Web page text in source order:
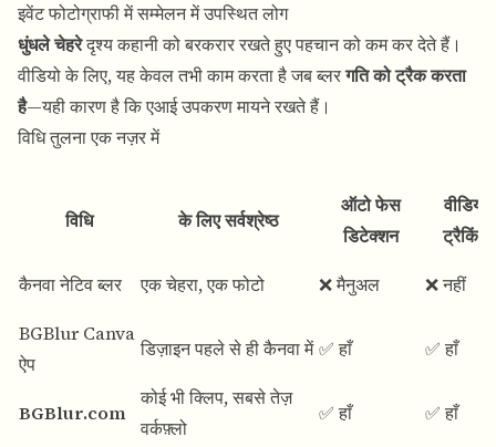
इवेंट फोटोग्राफी में सम्मेलन में उपस्थित लोग
धुंधले चेहरेदृश्य कहानी को बरकरार रखते हुए पहचान को कम कर देते हैं।
वीडियो के लिए, यह केवल तभी काम करता है जब ब्लरगति को ट्रैक करता
है—यही कारण है कि एआई उपकरण मायने रखते हैं।
विधि तुलना एक नज़र में
विधि के लिए सर्वश्रेष्ठ
ऑटो फेस
डिटेक्शन
वीडियो
ट्रैकिंग
कैनवा नेटिव ब्लर
एक चेहरा, एक फोटो ❌ मैनुअल
❌ नहीं
BGBlur Canva
ऐप
डिज़ाइन पहले से ही कैनवा में ✅ हाँ ✅ हाँ
BGBlur.com
कोई भी क्लिप, सबसे तेज़
वर्कफ़्लो
✅ हाँ ✅ हाँ